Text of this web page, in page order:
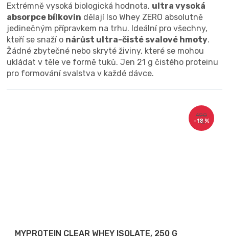
Extrémně vysoká biologická hodnota, ultra vysoká
absorpce bílkovin dělají Iso Whey ZERO absolutně
jedinečným přípravkem na trhu. Ideální pro všechny,
kteří se snaží o nárůst ultra-čisté svalové hmoty.
Žádné zbytečné nebo skryté živiny, které se mohou
ukládat v těle ve formě tuků. Jen 21 g čistého proteinu
pro formování svalstva v každé dávce.
490
Kč
–18 %
MYPROTEIN CLEAR WHEY ISOLATE, 250 G